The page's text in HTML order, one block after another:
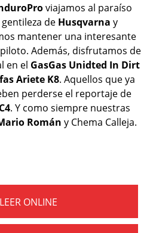
viajamos al paraíso
de Husqvarna y
mantener una interesante
Además, disfrutamos de
en el GasGas Unidted In Dirt
Ariete K8. Aquellos que ya
perderse el reportaje de
. Y como siempre nuestras
Román y Chema Calleja.
LEER ONLINE